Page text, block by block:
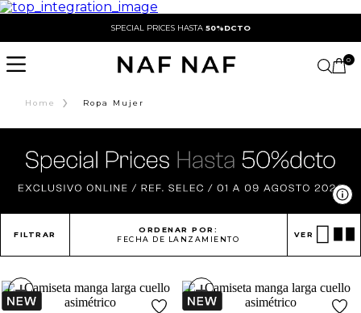
SPECIAL PRICES HASTA 50%DCTO
0
Home › Ropa Mujer
FILTRAR
ORDENAR POR:
FECHA DE LANZAMIENTO
VER
+ +